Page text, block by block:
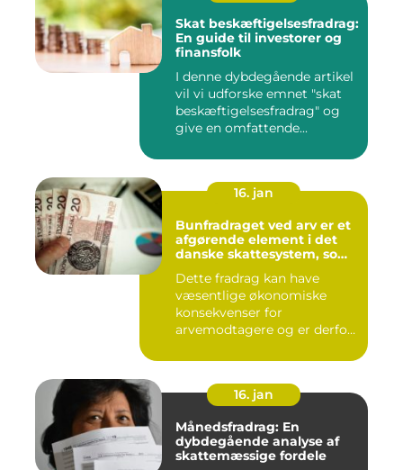
Skat beskæftigelsesfradrag:
En guide til investorer og
finansfolk
I denne dybdegående artikel
vil vi udforske emnet "skat
beskæftigelsesfradrag" og
give en omfattende...
16. jan
Bunfradraget ved arv er et
afgørende element i det
danske skattesystem, som
undervurderet af mange
mennesker
Dette fradrag kan have
væsentlige økonomiske
konsekvenser for
arvemodtagere og er derfor
16. jan
Månedsfradrag: En
dybdegående analyse af
skattemæssige fordele